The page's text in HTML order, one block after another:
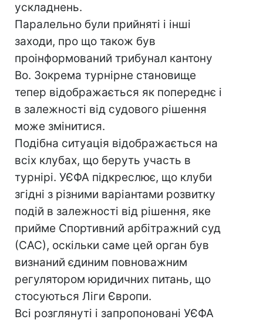
ускладнень.
Паралельно були прийняті і інші
заходи, про що також був
проінформований трибунал кантону
Во. Зокрема турнірне становище
тепер відображається як попереднє і
в залежності від судового рішення
може змінитися.
Подібна ситуація відображається на
всіх клубах, що беруть участь в
турнірі. УЄФА підкреслює, що клуби
згідні з різними варіантами розвитку
подій в залежності від рішення, яке
прийме Спортивний арбітражний суд
(САС), оскільки саме цей орган був
визнаний єдиним повноважним
регулятором юридичних питань, що
стосуються Ліги Європи.
Всі розглянуті і запропоновані УЄФА